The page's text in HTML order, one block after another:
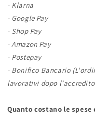
- Klarna
- Google Pay
- Shop Pay
- Amazon Pay
- Postepay
- Bonifico Bancario
lavorativi dopo
Quanto costano le